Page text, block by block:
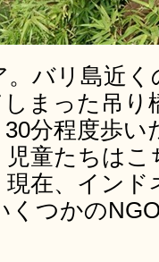
バリ島近
まった吊り
分程度歩
童たちは
在、インド
くつかの